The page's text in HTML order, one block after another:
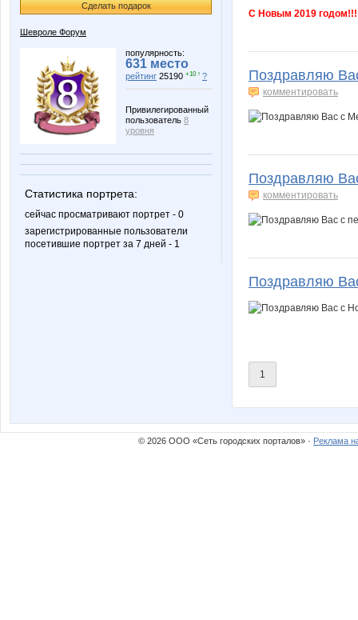
Сделать подарок
Шевроле Форум
популярность:
631 место
рейтинг 25190 +10 ↑ ?
Привилегированный
пользователь 8
уровня
Статистика портрета:
сейчас просматривают портрет - 0
зарегистрированные пользователи
посетившие портрет за 7 дней - 1
С Новым 2019 годом!!!
Поздравляю
комментировать
Поздравляю
комментировать
Поздравляю
1
© 2026 ООО «Сеть городских порталов» · Реклама